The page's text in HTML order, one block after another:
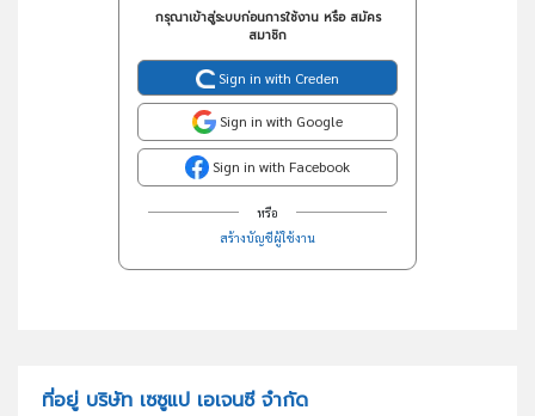
กรุณาเข้าสู่ระบบก่อนการใช้งาน หรือ สมัคร
สมาชิก
Sign in with Creden
Sign in with Google
Sign in with Facebook
หรือ
สร้างบัญชีผู้ใช้งาน
ที่อยู่ บริษัท เซซูแป เอเจนซี จำกัด